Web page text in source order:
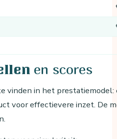
en scores
vinden in het
voor effectievere inzet. De